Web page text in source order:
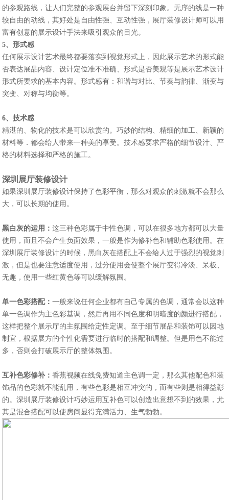
的参观路线，让人们完整的参观展台并留下深刻印象。无序的线是一种
较自由的动线，其好处是自由性强、互动性强，展厅装修设计师可以用
富有创意的展示设计手法来吸引观众的目光。
5、形式感
任何展示设计艺术最终都要落实到视觉形式上，因此展示艺术的形式能
否表达展品内容、设计定位准不准确、形式是否美观等是展示艺术设计
形式所要求的基本内容。形式感有：和谐与对比、节奏与韵律、渐变与
突变、对称与均衡等。
6、技术感
精湛的、物化的技术是可以欣赏的。巧妙的结构、精细的加工、新颖的
材料等．都会给人带来一种美的享受。技术感要求严格的细节设汁、严
格的材料选择和严格的施工。
深圳展厅装修设计
如果深圳展厅装修设计​保持了色彩平衡，那么对观众的刺激就不会那么
大，可以长期的使用。
黑白灰的运用：这三种色彩属于中性色调，可以在很多地方都可以大量
使用，而且不会产生负面效果，一般是作为修补色和辅助色彩使用。在
深圳展厅装修设计​的时候，黑白灰在搭配上不会给人过于强烈的视觉刺
激，但是也要注意适度使用，过分使用会使整个展厅变得冷淡、呆板、
无趣，使用一些红黄色等可以缓解氛围。
单一色彩搭配：一般来说任何企业都有自己专属的色调，通常会以这种
单一色调作为主色彩基调，然后再用不同色度和明暗度的颜进行搭配，
这样把整个展示厅的主氛围给定性定调。至于细节展品和装饰可以因地
制宜，根据展方的个性化需要进行临时的搭配和调整。但是用色不能过
多，否则会打破展示厅的整体氛围。
互补色彩修补：香蕉视频在线免费知道主色调一定，那么其他配色和装
饰品的色彩就不能乱用，有些色彩是相互冲突的，而有些则是相得益彰
的。深圳展厅装修设计​巧妙运用互补色可以创造出意想不到的效果，尤
其是混合搭配可以使房间显得充满活力、生气勃勃。